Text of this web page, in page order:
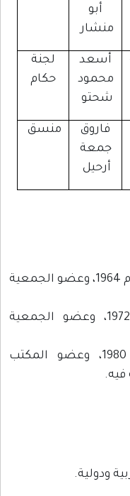
أبو
منشار
أسعد
محمود
شحتو
لجنة
حكام
فاروق
جمعة
أرحيل
منسق
1- عضو الاتحاد الدولي للملاكمة عام 1964، وعضو الجمعية
2- عضو الاتحاد الآسيوي عام 1972، وعضو الجمعية
3- عضو الاتحاد العربي لسنة 1980، وعضو المكتب
فيه.
ودولية.